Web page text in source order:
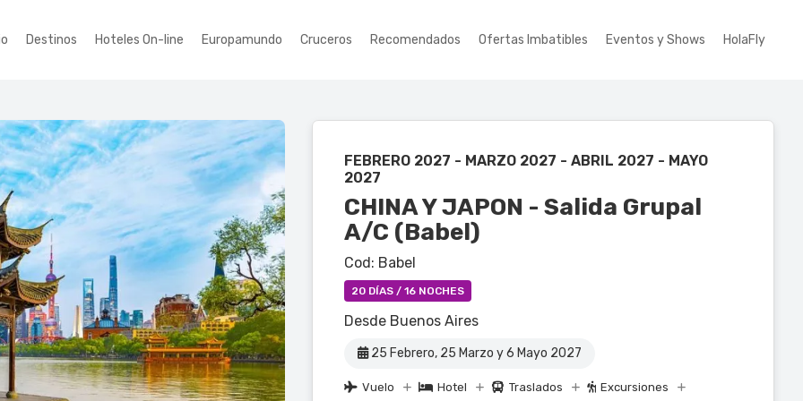
Destinos Hoteles On-line Europamundo Cruceros Recomendados Ofertas Imbatibles Eventos y Shows HolaFly
FEBRERO 2027 - MARZO 2027 - ABRIL 2027 - MAYO
2027
CHINA Y JAPON - Salida Grupal
A/C (Babel)
Cod: Babel
20 DÍAS / 16 NOCHES
Desde Buenos Aires
25 Febrero, 25 Marzo y 6 Mayo 2027
Vuelo Hotel Traslados Excursiones